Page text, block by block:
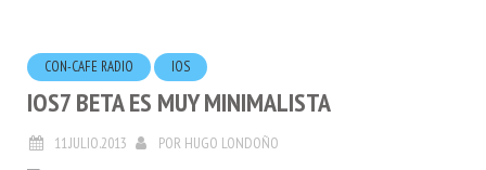
IOS7 BETA ES MUY MINIMALISTA
11.JULIO.2013 POR HUGO LONDOÑO